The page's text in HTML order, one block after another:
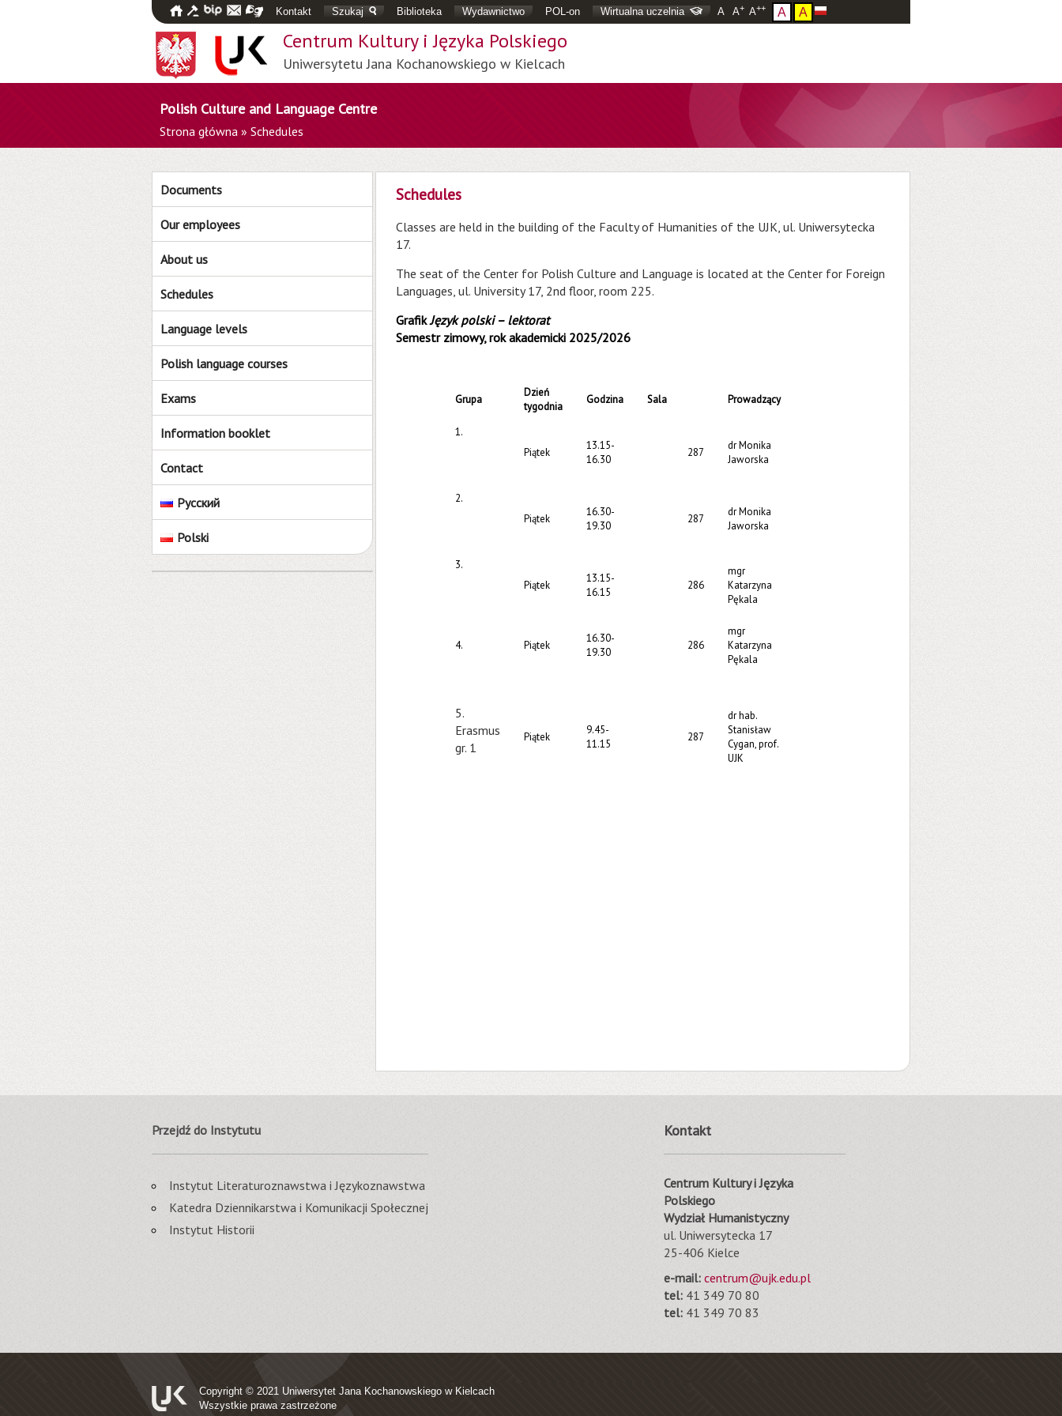
Kontakt Szukaj Biblioteka Wydawnictwo POL-on Wirtualna uczelnia A A+ A++ A A
Centrum Kultury i Języka Polskiego
Uniwersytetu Jana Kochanowskiego w Kielcach
Polish Culture and Language Centre
Strona główna » Schedules
Documents
Our employees
About us
Schedules
Language levels
Polish language courses
Exams
Information booklet
Contact
Русский
Polski
Schedules
Classes are held in the building of the Faculty of Humanities of the UJK, ul. Uniwersytecka
17.
The seat of the Center for Polish Culture and Language is located at the Center for Foreign
Languages, ul. University 17, 2nd floor, room 225.
GrafikJęzyk polski – lektorat
Semestr zimowy, rok akademicki 2025/2026
Grupa
Dzień
tygodnia
Godzina Sala Prowadzący
1.
Piątek
13.15-
16.30
287
dr Monika
Jaworska
2.
Piątek
16.30-
19.30
287
dr Monika
Jaworska
3.
Piątek
13.15-
16.15
286
mgr
Katarzyna
Pękala
4. Piątek
16.30-
19.30
286
mgr
Katarzyna
Pękala
5.
Erasmus
gr. 1
Piątek
9.45-
11.15
287
dr hab.
Stanisław
Cygan, prof.
UJK
Przejdź do Instytutu
Instytut Literaturoznawstwa i Językoznawstwa
Katedra Dziennikarstwa i Komunikacji Społecznej
Instytut Historii
Kontakt
Centrum Kultury i Języka
Polskiego
Wydział Humanistyczny
ul. Uniwersytecka 17
25-406 Kielce
e-mail: centrum@ujk.edu.pl
tel:41 349 70 80
tel:41 349 70 83
Copyright © 2021 Uniwersytet Jana Kochanowskiego w Kielcach
Wszystkie prawa zastrzeżone